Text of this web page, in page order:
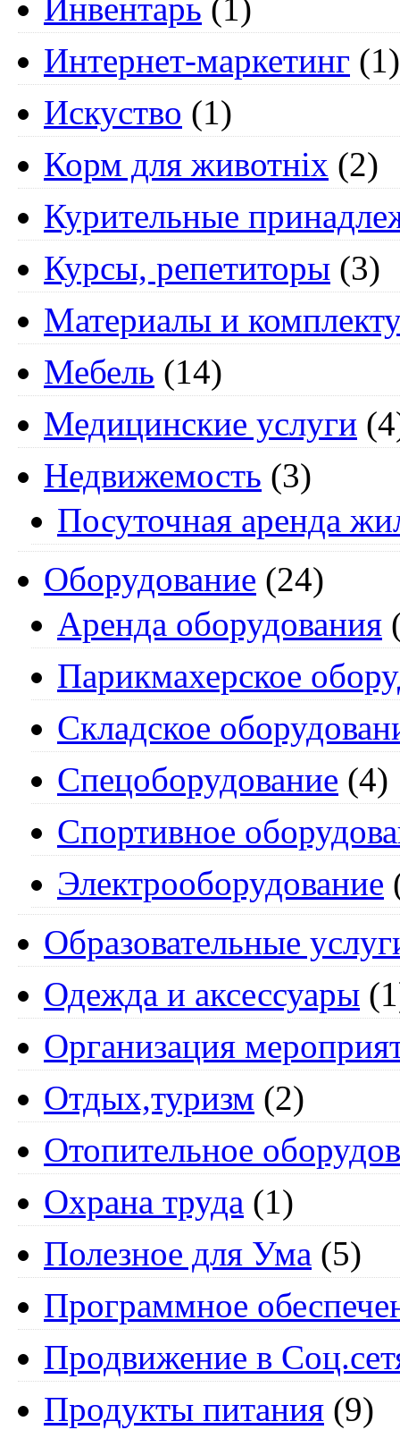
Инвентарь (1)
Интернет-маркетинг (1)
Искуство (1)
Корм для животніх (2)
Курительные
Курсы, репетиторы (3)
Материалы и
Мебель (14)
Медицинские услуги
Недвижемость (3)
Посуточная аренда
Оборудование (24)
Аренда оборудования
Парикмахерское
Складское
Спецоборудование (4)
Спортивное
Электрооборудование
Образовательные
Одежда и аксессуары
Организация
Отдых,туризм (2)
Отопительное
Охрана труда (1)
Полезное для Ума (5)
Программное
Продвижение в
Продукты питания (9)